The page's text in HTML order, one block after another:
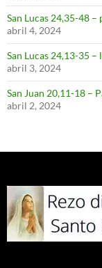
San Lucas 24,35-48
abril 4, 2024
San Lucas 24,13-35
abril 3, 2024
San Juan 20,11-18 –
abril 2, 2024